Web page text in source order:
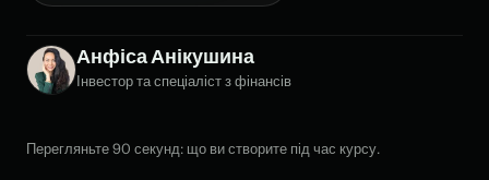
Анфіса Анікушина
Інвестор та спеціаліст з фінансів
Перегляньте 90 секунд: що ви створите під час курсу.